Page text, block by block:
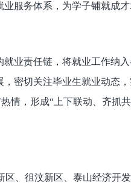
服务体系，为学子铺就成才
就业责任链，将就业工作纳
密切关注毕业生就业动态，
情，形成“上下联动、齐抓
区、徂汶新区、泰山经济开